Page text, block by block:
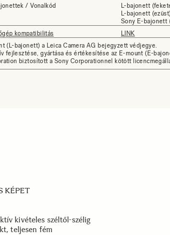
/ Vonalkód
L-bajonett
L-bajonett
Sony E-bajonett
kompatibilitás
LINK
(L-bajonett) a Leica Camera AG bejegyzett védjegye.
fejlesztése, gyártása és értékesítése az E-mount (E-
biztosított a Sony Corporationnel kötött
KÉPET
kivételes széltől-szélig
teljesen fém